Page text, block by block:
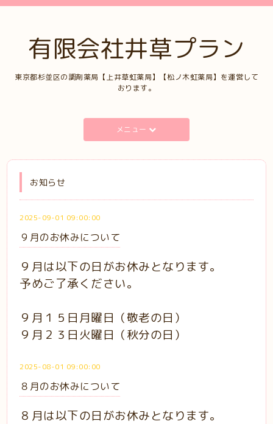
有限会社井草プラン
東京都杉並区の調剤薬局【上井草虹薬局】【松ノ木虹薬局】を運営して
おります。
メニュー
お知らせ
2025-09-01 09:00:00
９月のお休みについて
９月は以下の日がお休みとなります。
予めご了承ください。
９月１５日月曜日（敬老の日）
９月２３日火曜日（秋分の日）
2025-08-01 09:00:00
８月のお休みについて
８月は以下の日がお休みとなります。